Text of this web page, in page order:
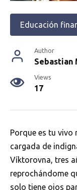
Educación
Author
Sebastian
Views
17
Porque es tu vivo
cargada de
Víktorovna, tres
reprochándome
solo tiene ojos